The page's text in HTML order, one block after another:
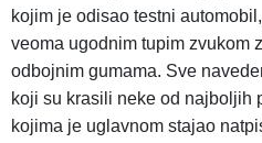
kojim je odisao testni
veoma ugodnim tupim zvukom
odbojnim gumama. Sve
koji su krasili neke od najboljih
kojima je uglavnom stajao